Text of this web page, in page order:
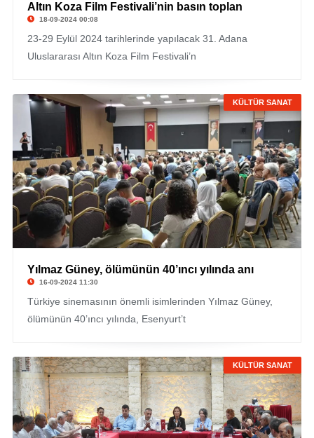
Altın Koza Film Festivali’nin basın toplan
18-09-2024 00:08
23-29 Eylül 2024 tarihlerinde yapılacak 31. Adana
Uluslararası Altın Koza Film Festivali’n
KÜLTÜR SANAT
Yılmaz Güney, ölümünün 40’ıncı yılında anı
16-09-2024 11:30
Türkiye sinemasının önemli isimlerinden Yılmaz Güney,
ölümünün 40’ıncı yılında, Esenyurt’t
KÜLTÜR SANAT